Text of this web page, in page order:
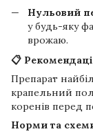
Нульовий
у будь-яку
врожаю.
📋
Препарат
крапельний
коренів перед
Норми та